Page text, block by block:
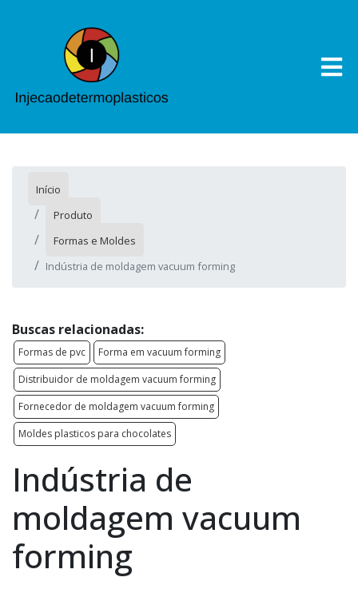
Início
Produto
Formas e Moldes
Indústria de moldagem vacuum forming
Buscas relacionadas:
Formas de pvc
Forma em vacuum forming
Distribuidor de moldagem vacuum forming
Fornecedor de moldagem vacuum forming
Moldes plasticos para chocolates
Indústria de
moldagem vacuum
forming